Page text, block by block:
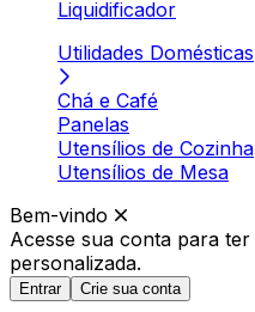
Liquidificador
Utilidades Domésticas
Chá e Café
Panelas
Utensílios de Cozinha
Utensílios de Mesa
Bem-vindo
Acesse sua conta para ter
personalizada.
Entrar Crie sua conta